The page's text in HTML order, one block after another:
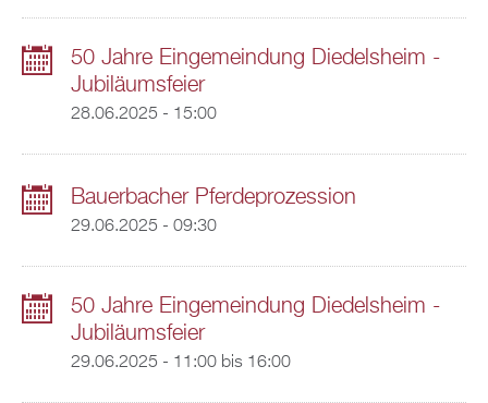
50 Jahre Eingemeindung Diedelsheim -
Jubiläumsfeier
28.06.2025 - 15:00
Bauerbacher Pferdeprozession
29.06.2025 - 09:30
50 Jahre Eingemeindung Diedelsheim -
Jubiläumsfeier
29.06.2025 - 11:00bis 16:00